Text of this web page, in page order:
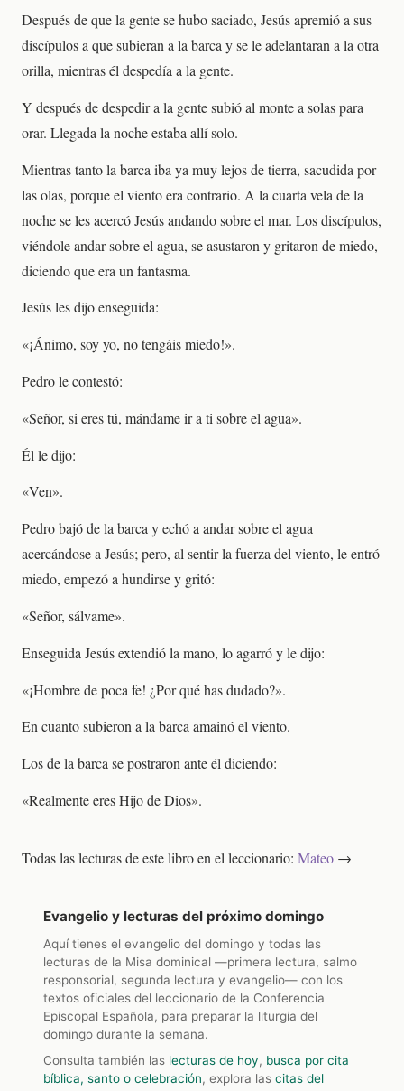
Después de que la gente se hubo saciado, Jesús apremió a sus
discípulos a que subieran a la barca y se le adelantaran a la otra
orilla, mientras él despedía a la gente.
Y después de despedir a la gente subió al monte a solas para
orar. Llegada la noche estaba allí solo.
Mientras tanto la barca iba ya muy lejos de tierra, sacudida por
las olas, porque el viento era contrario. A la cuarta vela de la
noche se les acercó Jesús andando sobre el mar. Los discípulos,
viéndole andar sobre el agua, se asustaron y gritaron de miedo,
diciendo que era un fantasma.
Jesús les dijo enseguida:
«¡Ánimo, soy yo, no tengáis miedo!».
Pedro le contestó:
«Señor, si eres tú, mándame ir a ti sobre el agua».
Él le dijo:
«Ven».
Pedro bajó de la barca y echó a andar sobre el agua
acercándose a Jesús; pero, al sentir la fuerza del viento, le entró
miedo, empezó a hundirse y gritó:
«Señor, sálvame».
Enseguida Jesús extendió la mano, lo agarró y le dijo:
«¡Hombre de poca fe! ¿Por qué has dudado?».
En cuanto subieron a la barca amainó el viento.
Los de la barca se postraron ante él diciendo:
«Realmente eres Hijo de Dios».
Todas las lecturas de este libro en el leccionario: Mateo →
Evangelio y lecturas del próximo domingo
Aquí tienes el evangelio del domingo y todas las
lecturas de la Misa dominical —primera lectura, salmo
responsorial, segunda lectura y evangelio— con los
textos oficiales del leccionario de la Conferencia
Episcopal Española, para preparar la liturgia del
domingo durante la semana.
Consulta también las lecturas de hoy, busca por cita
bíblica, santo o celebración, explora las citas del